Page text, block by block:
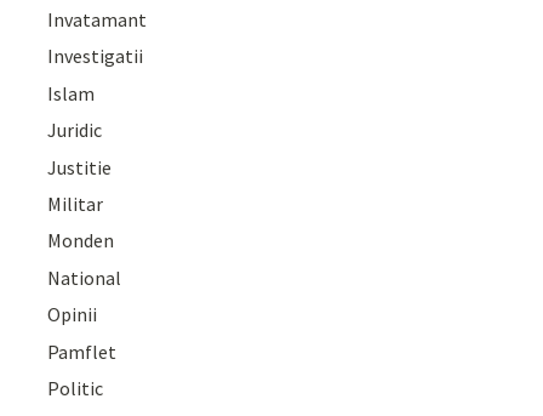
Invatamant
Investigatii
Islam
Juridic
Justitie
Militar
Monden
National
Opinii
Pamflet
Politic